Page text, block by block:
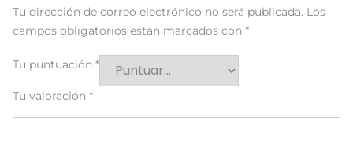
Tu dirección de correo electrónico no será publicada. Los
campos obligatorios están marcados con *
Tu puntuación *
Tu valoración *